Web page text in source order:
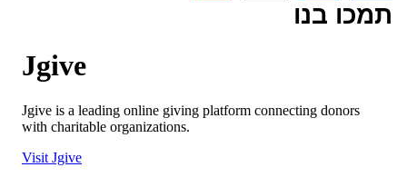
תמכו בנו